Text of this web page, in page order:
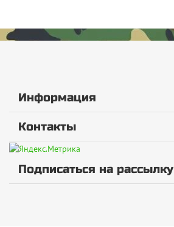
Информация
Контакты
Подписаться на рассылку